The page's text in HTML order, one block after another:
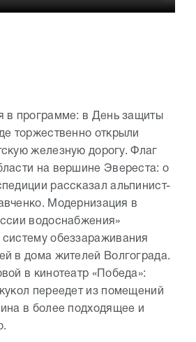
в программе: в День защиты
торжественно открыли
железную дорогу. Флаг
на вершине Эвереста: о
рассказал альпинист-
Модернизация в
водоснабжения»
обеззараживания
в дома жителей Волгограда.
в кинотеатр «Победа»:
переедет из помещений
в более подходящее и